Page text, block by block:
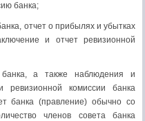
банка;
отчет о прибылях и убытках
и отчет ревизионной
а также наблюдения и
комиссии банка
банка (правление) обычно со
членов совета банка